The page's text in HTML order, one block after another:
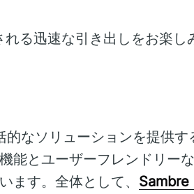
る迅速な引き出しをお楽し
なソリューションを提供す
能とユーザーフレンドリー
ます。全体として、 Sambre